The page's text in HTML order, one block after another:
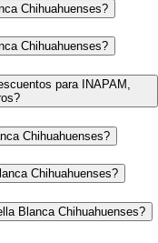
Chihuahuenses?
Chihuahuenses?
para INAPAM,
Chihuahuenses?
Chihuahuenses?
Blanca Chihuahuenses?